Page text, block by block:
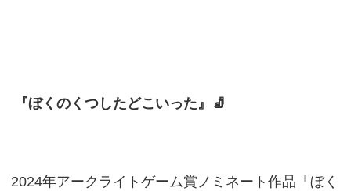
『ぼくのくつしたどこいった』🧦
2024年アークライトゲーム賞ノミネート作品「ぼく